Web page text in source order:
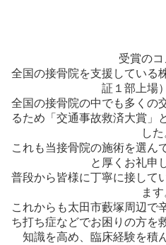
受賞のコ
全国の接骨院を支援している
証１部上場
全国の接骨院の中でも多くの
るため「交通事故救済大賞」
した
これも当接骨院の施術を選ん
と厚くお礼申
普段から皆様に丁寧に接して
ます
これからも太田市藪塚周辺で
ち打ち症などでお困りの方を
知識を高め、臨床経験を積